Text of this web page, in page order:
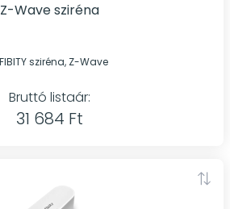
Z-Wave sziréna
sziréna, Z-Wave
Bruttó listaár:
31 684 Ft